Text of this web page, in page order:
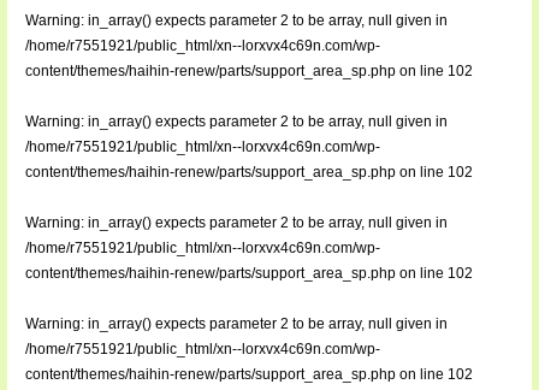
Warning: in_array() expects parameter 2 to be array, null given in
/home/r7551921/public_html/xn--lorxvx4c69n.com/wp-
content/themes/haihin-renew/parts/support_area_sp.phpon line 102
Warning: in_array() expects parameter 2 to be array, null given in
/home/r7551921/public_html/xn--lorxvx4c69n.com/wp-
content/themes/haihin-renew/parts/support_area_sp.phpon line 102
Warning: in_array() expects parameter 2 to be array, null given in
/home/r7551921/public_html/xn--lorxvx4c69n.com/wp-
content/themes/haihin-renew/parts/support_area_sp.phpon line 102
Warning: in_array() expects parameter 2 to be array, null given in
/home/r7551921/public_html/xn--lorxvx4c69n.com/wp-
content/themes/haihin-renew/parts/support_area_sp.phpon line 102